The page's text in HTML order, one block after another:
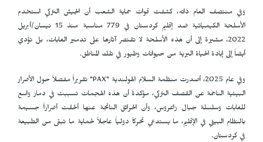
وفي منتصف العام ذاته، كشفت قوات حماية الشعب أن الجيش التركي استخدم
الأسلحة الكيميائية ضد إقليم كردستان في 779 مناسبة منذ 15 نيسان/أبريل
2022، مشيرة إلى أن هذه الأسلحة لا تقتصر آثارها على تدمير الغابات، بل تؤدي
أيضاً إلى إبادة الحياة البرية من حيوانات وطيور في تلك المناطق.
وفي عام 2025، أصدرت منظمة السلام الهولندية " PAX" تقريراً مفصلاً حول الأضرار
البيئية الناجمة عن القصف التركي، مؤكدةً أن هذه الهجمات تسببت في دمار واسع
للغابات وسلسلة جبال زاغروس، وأن الحرائق الناتجة عنها ألحقَت أضراراً جسيمة
بالنظام البيئي في الإقليم، ما يستدعي تحركاً دولياً عاجلاً لحماية ما تبقى من الطبيعة
في كردستان.